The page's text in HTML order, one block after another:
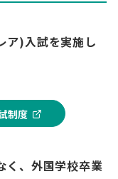
ア)入試を実施し
制度
く、外国学校卒業